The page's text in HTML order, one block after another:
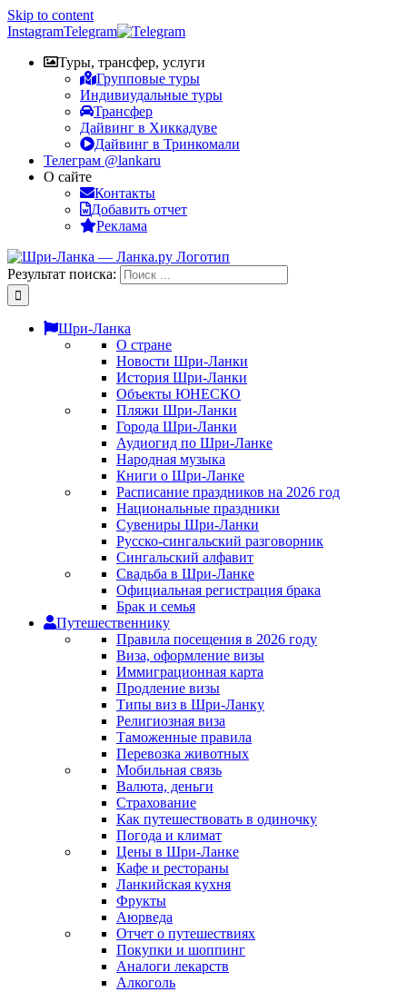
Skip to content
InstagramTelegram
Туры, трансфер, услуги
Групповые туры
Индивиудальные туры
Трансфер
Дайвинг в Хиккадуве
Дайвинг в Тринкомали
Телеграм @lankaru
О сайте
Контакты
Добавить отчет
Реклама
Результат поиска:
Шри-Ланка
О стране
Новости Шри-Ланки
История Шри-Ланки
Объекты ЮНЕСКО
Пляжи Шри-Ланки
Города Шри-Ланки
Аудиогид по Шри-Ланке
Народная музыка
Книги о Шри-Ланке
Расписание праздников на 2026 год
Национальные праздники
Сувениры Шри-Ланки
Русско-сингальский разговорник
Сингальский алфавит
Свадьба в Шри-Ланке
Официальная регистрация брака
Брак и семья
Путешественнику
Правила посещения в 2026 году
Виза, оформление визы
Иммиграционная карта
Продление визы
Типы виз в Шри-Ланку
Религиозная виза
Таможенные правила
Перевозка животных
Мобильная связь
Валюта, деньги
Страхование
Как путешествовать в одиночку
Погода и климат
Цены в Шри-Ланке
Кафе и рестораны
Ланкийская кухня
Фрукты
Аюрведа
Отчет о путешествиях
Покупки и шоппинг
Аналоги лекарств
Алкоголь